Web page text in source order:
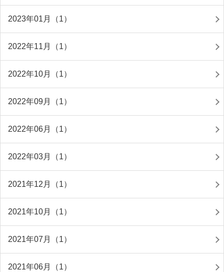
2023年01月（1）
2022年11月（1）
2022年10月（1）
2022年09月（1）
2022年06月（1）
2022年03月（1）
2021年12月（1）
2021年10月（1）
2021年07月（1）
2021年06月（1）